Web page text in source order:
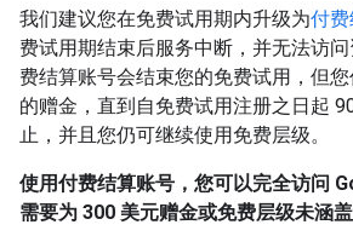
我们建议您在免费试用期内升级为付
费试用期结束后服务中断，并无法访
费结算账号会结束您的免费试用，但
的赠金，直到自免费试用注册之日起
止，并且您仍可继续使用免费层级。
使用付费结算账号，您可以完全访问
需要为 300 美元赠金或免费层级未涵盖